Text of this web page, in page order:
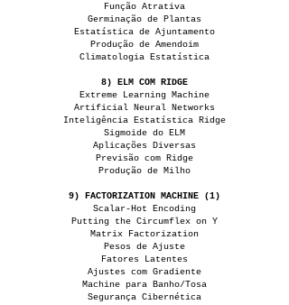
Função Atrativa
Germinação de Plantas
Estatística de Ajuntamento
Produção de Amendoim
Climatologia Estatística
8) ELM COM RIDGE
Extreme Learning Machine
Artificial Neural Networks
Inteligência Estatística Ridge
Sigmoide do ELM
Aplicações Diversas
Previsão com Ridge
Produção de Milho
9) FACTORIZATION MACHINE (1)
Scalar-Hot Encoding
Putting the Circumflex on Y
Matrix Factorization
Pesos de Ajuste
Fatores Latentes
Ajustes com Gradiente
Machine para Banho/Tosa
Segurança Cibernética